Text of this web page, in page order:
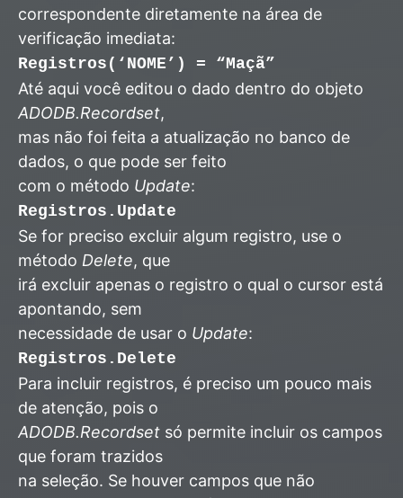
correspondente diretamente na área de
verificação imediata:
Registros(‘NOME’) = “Maçã”
Até aqui você editou o dado dentro do objeto
ADODB.Recordset,
mas não foi feita a atualização no banco de
dados, o que pode ser feito
com o método Update:
Registros.Update
Se for preciso excluir algum registro, use o
método Delete, que
irá excluir apenas o registro o qual o cursor está
apontando, sem
necessidade de usar o Update:
Registros.Delete
Para incluir registros, é preciso um pouco mais
de atenção, pois o
ADODB.Recordset só permite incluir os campos
que foram trazidos
na seleção. Se houver campos que não